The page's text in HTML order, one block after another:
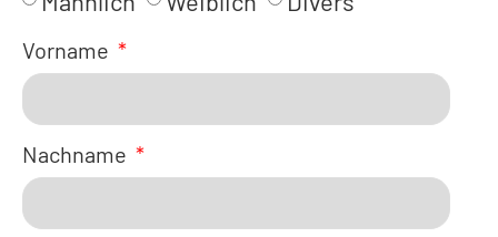
Vorname
Nachname